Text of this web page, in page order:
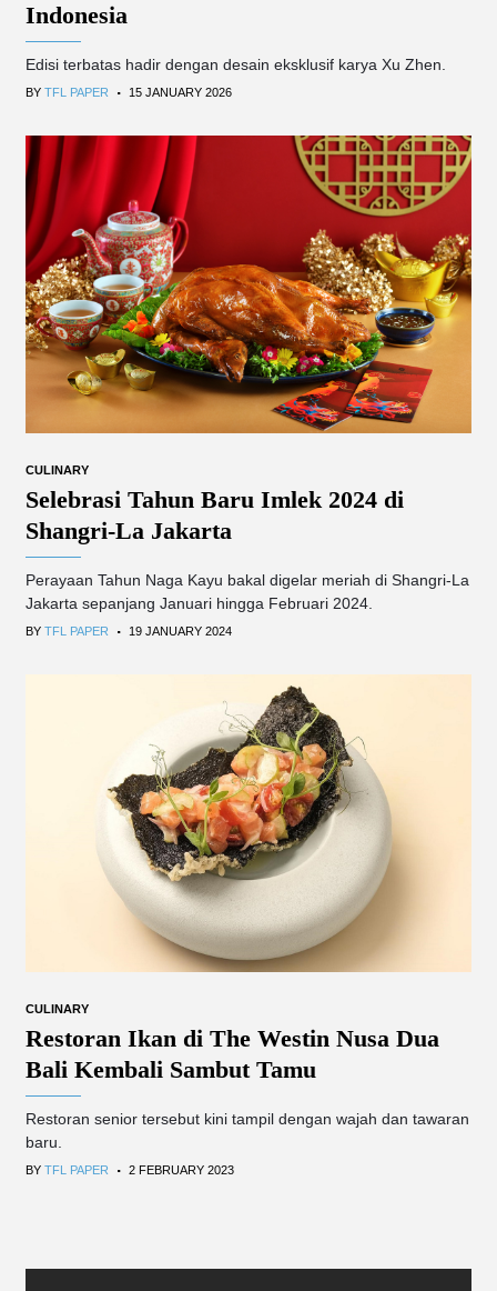
Indonesia
Edisi terbatas hadir dengan desain eksklusif karya Xu Zhen.
BY TFL PAPER . 15 JANUARY 2026
CULINARY
Selebrasi Tahun Baru Imlek 2024 di
Shangri-La Jakarta
Perayaan Tahun Naga Kayu bakal digelar meriah di Shangri-La
Jakarta sepanjang Januari hingga Februari 2024.
BY TFL PAPER . 19 JANUARY 2024
CULINARY
Restoran Ikan di The Westin Nusa Dua
Bali Kembali Sambut Tamu
Restoran senior tersebut kini tampil dengan wajah dan tawaran
baru.
BY TFL PAPER . 2 FEBRUARY 2023